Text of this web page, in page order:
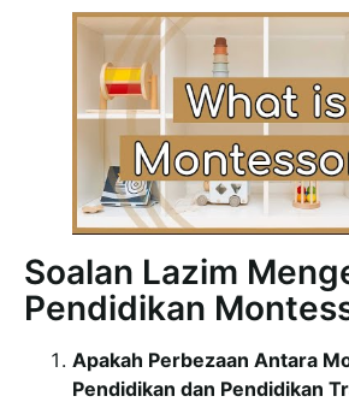
Soalan Lazim
Pendidikan
Apakah Perbezaan Antara
Pendidikan dan Pendidikan